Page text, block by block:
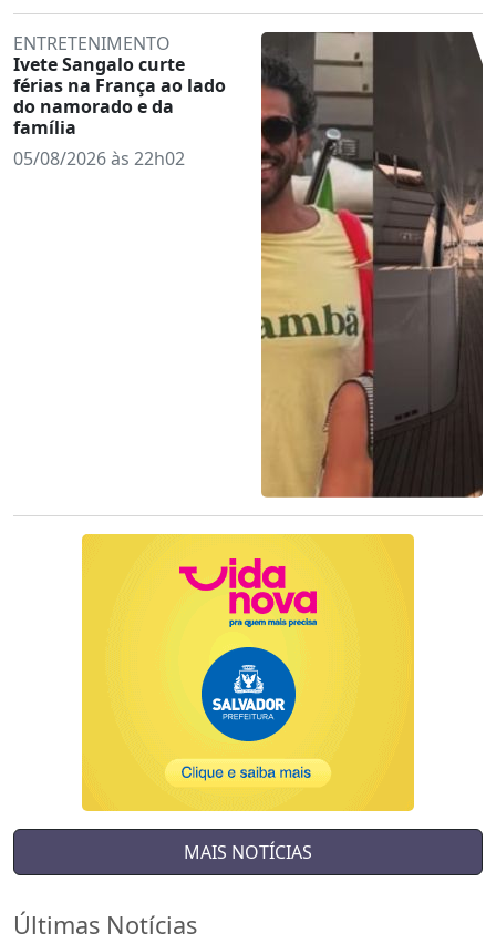
ENTRETENIMENTO
Ivete Sangalo curte
férias na França ao lado
do namorado e da
família
05/08/2026 às 22h02
MAIS NOTÍCIAS
Últimas Notícias